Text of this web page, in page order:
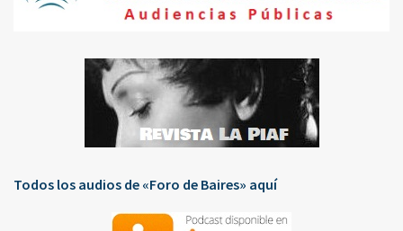
Todos los audios de «Foro de Baires» aquí